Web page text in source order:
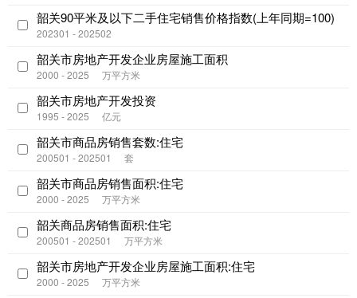
韶关90平米及以下二手住宅销售价格指数(上年同期=100)
202301 - 202502
韶关市房地产开发企业房屋施工面积
2000 - 2025 万平方米
韶关市房地产开发投资
1995 - 2025 亿元
韶关市商品房销售套数:住宅
200501 - 202501 套
韶关市商品房销售面积:住宅
2000 - 2025 万平方米
韶关商品房销售面积:住宅
200501 - 202501 万平方米
韶关市房地产开发企业房屋施工面积:住宅
2000 - 2025 万平方米